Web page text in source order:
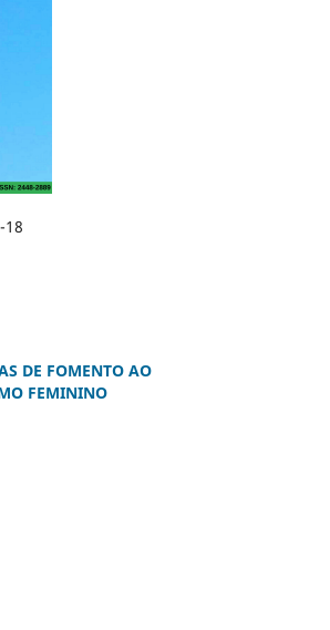
18
DE FOMENTO AO
FEMININO